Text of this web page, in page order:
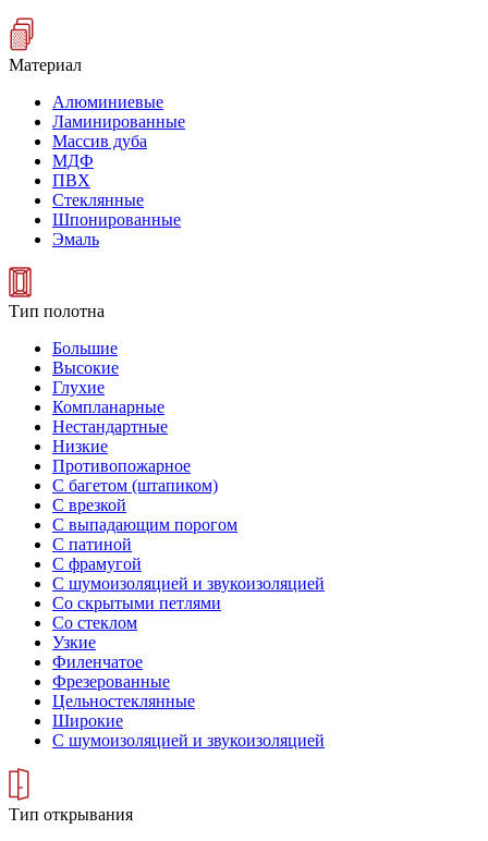
Материал
Алюминиевые
Ламинированные
Массив дуба
МДФ
ПВХ
Стеклянные
Шпонированные
Эмаль
Тип полотна
Большие
Высокие
Глухие
Компланарные
Нестандартные
Низкие
Противопожарное
С багетом (штапиком)
С врезкой
С выпадающим порогом
С патиной
С фрамугой
С шумоизоляцией и звукоизоляцией
Со скрытыми петлями
Со стеклом
Узкие
Филенчатое
Фрезерованные
Цельностеклянные
Широкие
С шумоизоляцией и звукоизоляцией
Тип открывания